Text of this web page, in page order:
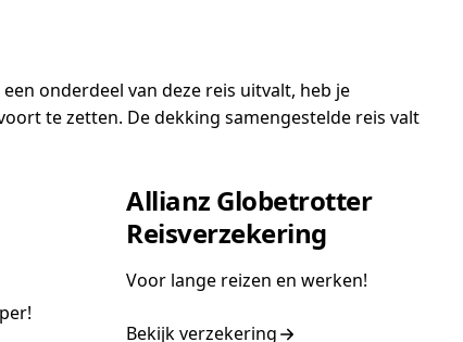
onderdeel van deze reis uitvalt, heb je
te zetten. De dekking samengestelde reis valt
Allianz Globetrotter
Reisverzekering
Voor lange reizen en werken!
Bekijk verzekering